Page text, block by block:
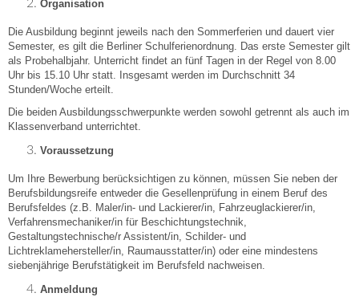
Organisation
Die Ausbildung beginnt jeweils nach den Sommerferien und dauert vier
Semester, es gilt die Berliner Schulferienordnung. Das erste Semester gilt
als Probehalbjahr. Unterricht findet an fünf Tagen in der Regel von 8.00
Uhr bis 15.10 Uhr statt. Insgesamt werden im Durchschnitt 34
Stunden/Woche erteilt.
Die beiden Ausbildungsschwerpunkte werden sowohl getrennt als auch im
Klassenverband unterrichtet.
Voraussetzung
Um Ihre Bewerbung berücksichtigen zu können, müssen Sie neben der
Berufsbildungsreife entweder die Gesellenprüfung in einem Beruf des
Berufsfeldes (z.B. Maler/in- und Lackierer/in, Fahrzeuglackierer/in,
Verfahrensmechaniker/in für Beschichtungstechnik,
Gestaltungstechnische/r Assistent/in, Schilder- und
Lichtreklamehersteller/in, Raumausstatter/in) oder eine mindestens
siebenjährige Berufstätigkeit im Berufsfeld nachweisen.
Anmeldung